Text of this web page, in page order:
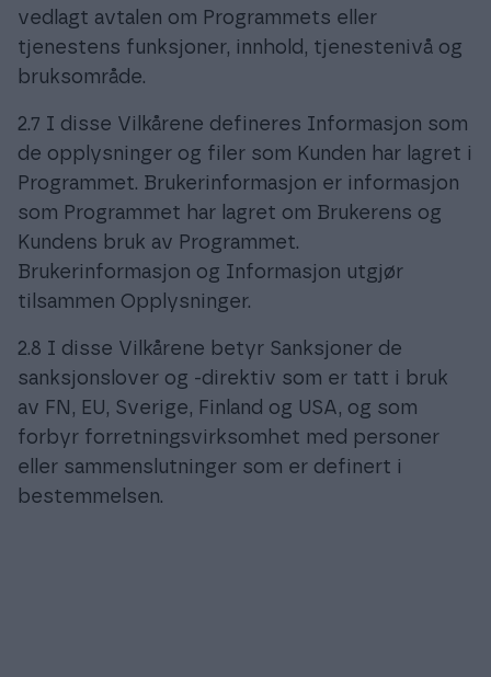
vedlagt avtalen om Programmets eller
tjenestens funksjoner, innhold, tjenestenivå og
bruksområde.
2.7 I disse Vilkårene defineres Informasjon som
de opplysninger og filer som Kunden har lagret i
Programmet. Brukerinformasjon er informasjon
som Programmet har lagret om Brukerens og
Kundens bruk av Programmet.
Brukerinformasjon og Informasjon utgjør
tilsammen Opplysninger.
2.8 I disse Vilkårene betyr Sanksjoner de
sanksjonslover og -direktiv som er tatt i bruk
av FN, EU, Sverige, Finland og USA, og som
forbyr forretningsvirksomhet med personer
eller sammenslutninger som er definert i
bestemmelsen.